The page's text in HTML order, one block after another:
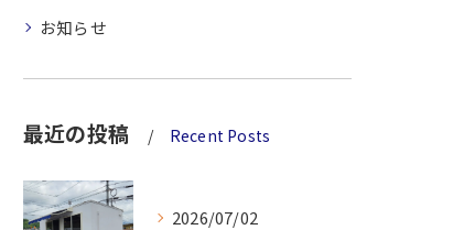
お知らせ
最近の投稿 Recent Posts
2026/07/02